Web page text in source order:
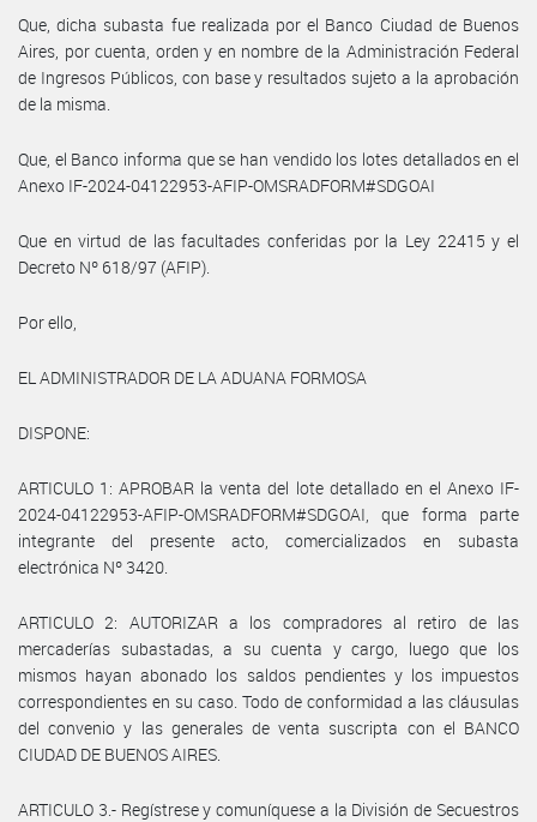
Que, dicha subasta fue realizada por el Banco Ciudad de Buenos
Aires, por cuenta, orden y en nombre de la Administración Federal
de Ingresos Públicos, con base y resultados sujeto a la aprobación
de la misma.
Que, el Banco informa que se han vendido los lotes detallados en el
Anexo IF-2024-04122953-AFIP-OMSRADFORM#SDGOAI
Que en virtud de las facultades conferidas por la Ley 22415 y el
Decreto Nº 618/97 (AFIP).
Por ello,
EL ADMINISTRADOR DE LA ADUANA FORMOSA
DISPONE:
ARTICULO 1: APROBAR la venta del lote detallado en el Anexo IF-
2024-04122953-AFIP-OMSRADFORM#SDGOAI, que forma parte
integrante del presente acto, comercializados en subasta
electrónica Nº 3420.
ARTICULO 2: AUTORIZAR a los compradores al retiro de las
mercaderías subastadas, a su cuenta y cargo, luego que los
mismos hayan abonado los saldos pendientes y los impuestos
correspondientes en su caso. Todo de conformidad a las cláusulas
del convenio y las generales de venta suscripta con el BANCO
CIUDAD DE BUENOS AIRES.
ARTICULO 3.- Regístrese y comuníquese a la División de Secuestros